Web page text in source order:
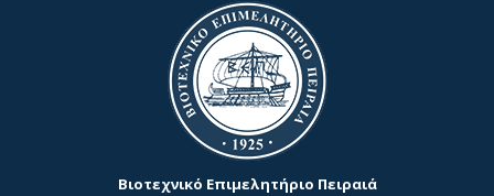
Βιοτεχνικό Επιμελητήριο Πειραιά